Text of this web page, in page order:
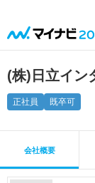
(株)日立イン
正社員 既卒可
会社概要